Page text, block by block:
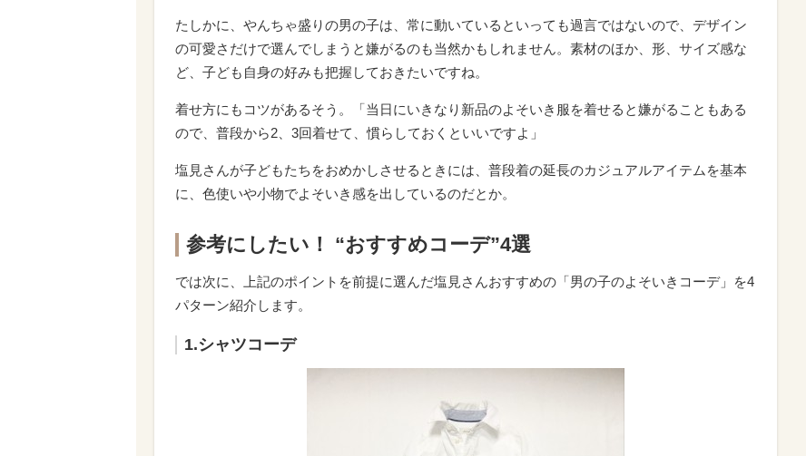
たしかに、やんちゃ盛りの男の子は、常に動いているといっても過言ではないので、デザイン
の可愛さだけで選んでしまうと嫌がるのも当然かもしれません。素材のほか、形、サイズ感な
ど、子ども自身の好みも把握しておきたいですね。
着せ方にもコツがあるそう。「当日にいきなり新品のよそいき服を着せると嫌がることもある
ので、普段から2、3回着せて、慣らしておくといいですよ」
塩見さんが子どもたちをおめかしさせるときには、普段着の延長のカジュアルアイテムを基本
に、色使いや小物でよそいき感を出しているのだとか。
参考にしたい！ “おすすめコーデ”4選
では次に、上記のポイントを前提に選んだ塩見さんおすすめの「男の子のよそいきコーデ」を4
パターン紹介します。
1.シャツコーデ